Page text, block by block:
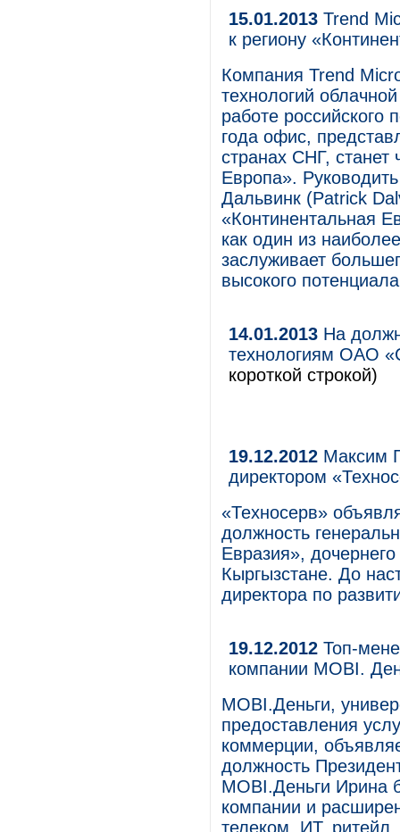
15.01.2013 Trend
к региону
Компания Trend
технологий
работе
года офис,
странах СНГ, станет
Европа».
Дальвинк (Patrick
«Континентальная
как один из
заслуживает
высокого
14.01.2013 На
технологиям ОАО
короткой строкой)
19.12.2012 Максим
директором
«Техносерв»
должность
Евразия»,
Кыргызстане. До
директора по
19.12.2012 Топ-
компании MOBI.
MOBI.Деньги,
предоставления
коммерции,
должность
MOBI.Деньги Ирина
компании и
телеком, ИТ, ритейл.